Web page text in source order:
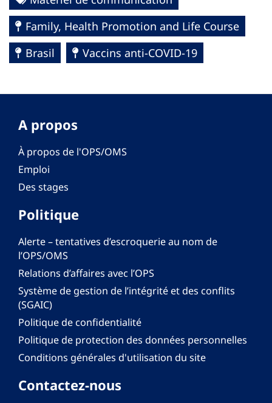
Family, Health Promotion and Life Course
Brasil
Vaccins anti-COVID-19
A propos
À propos de l'OPS/OMS
Emploi
Des stages
Politique
Alerte – tentatives d’escroquerie au nom de
l’OPS/OMS
Relations d’affaires avec l’OPS
Système de gestion de l’intégrité et des conflits
(SGAIC)
Politique de confidentialité
Politique de protection des données personnelles
Conditions générales d'utilisation du site
Contactez-nous